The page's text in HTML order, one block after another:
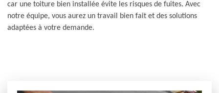
car une toiture bien installée évite les risques de fuites. Avec
notre équipe, vous aurez un travail bien fait et des solutions
adaptées à votre demande.